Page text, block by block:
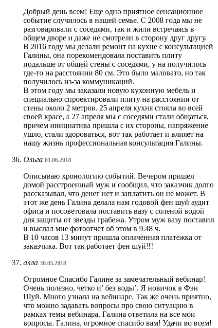
Добрый день всем! Еще одно приятное сенсационное
событие случилось в нашей семье. С 2008 года мы не
разговаривали с соседями, так и жили встречаясь в
общем дворе и даже не смотрели в сторону друг другу.
В 2016 году мы делали ремонт на кухне с консультацией
Галины, она порекомендовала поставить плиту
подальше от общей стены с соседями, у на получилось
где-то на расстоянии 80 см. Это было маловато, но так
получилось из-за коммуникаций.
В этом году мы заказали новую кухонную мебель и
специально спроектировали плиту на расстоянии от
стены около 2 метров. 25 апреля кухня стояла во всей
своей красе, а 27 апреля мы с соседями стали общаться,
причем инициатива пришла с их стороны, напряжение
ушло, стали здороваться, вот так работает и влияет на
нашу жизнь профессиональная консультация Галины.
Ольга 01.06.2018
Описываю хронологию событий. Вечером пришел
домой расстроенный муж и сообщил, что заказчик долго
рассказывал, что денег нет и заплатить он не может. В
этот же день Галина делала нам годовой фен шуй аудит
офиса и посоветовала поставить вазу с соленой водой
для защиты от звезды грабежа. Утром муж вазу поставил
и выслал мне фотоотчет об этом в 9.48 ч.
В 10 часов 13 минут пришла оплаченная платежка от
заказчика. Вот так работает фен шуй!!!
алла 30.05.2018
Огромное Спасибо Галине за замечательный вебинар!
Очень полезно, четко и’ без воды’. Я новичок в Фэн
Шуй. Много узнала на вебинаре. Так же очень приятно,
что можно задавать вопросы про свою ситуацию в
рамках темы вебинара. Галина ответила на все мои
вопросы. Галина, огромное спасибо вам! Удачи во всем!